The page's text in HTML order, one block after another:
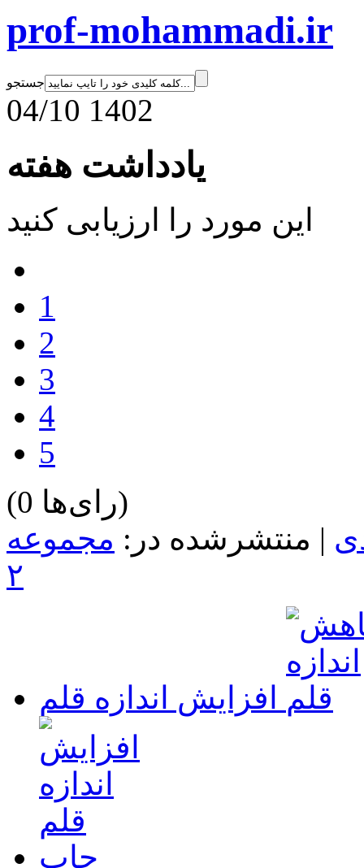
prof-mohammadi.ir
جستجو
04/10 1402
یادداشت هفته
این مورد را ارزیابی کنید
1
2
3
4
5
(0 رای‌ها)
| منتشرشده در: مجموعه
۲
افزایش اندازه قلم
چاپ